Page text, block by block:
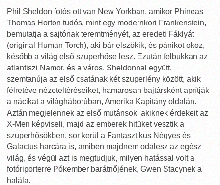
Phil Sheldon fotós ott van New Yorkban, amikor Phineas
Thomas Horton tudós, mint egy modernkori Frankenstein,
bemutatja a sajtónak teremtményét, az eredeti Fáklyát
(original Human Torch), aki bár elszökik, és pánikot okoz,
később a világ első szuperhőse lesz. Ezután felbukkan az
atlantiszi Namor, és a város, Sheldonnal együtt,
szemtanúja az első csatának két szuperlény között, akik
félretéve nézeteltéréseiket, hamarosan bajtársként aprítják
a nácikat a világháborúban, Amerika Kapitány oldalán.
Aztán megjelennek az első mutánsok, akiknek érdekeit az
X-Men képviseli, majd az emberek hitüket vesztik a
szuperhősökben, sor kerül a Fantasztikus Négyes és
Galactus harcára is, amiben majdnem odalesz az egész
világ, és végül azt is megtudjuk, milyen hatással volt a
fotóriporterre Pókember barátnőjének, Gwen Stacynek a
halála.